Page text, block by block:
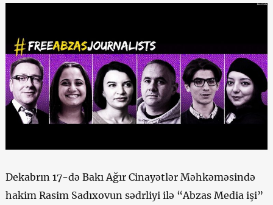
Dekabrın 17-də Bakı Ağır Cinayətlər Məhkəməsində
hakim Rasim Sadıxovun sədrliyi ilə “Abzas Media işi”